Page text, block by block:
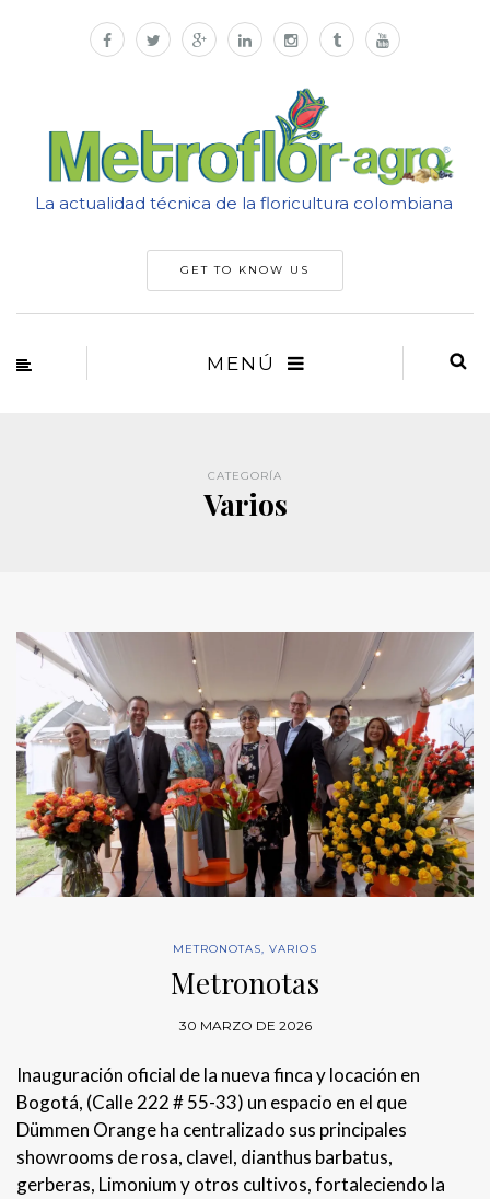
La actualidad técnica de la floricultura colombiana
GET TO KNOW US
MENÚ
CATEGORÍA
Varios
METRONOTAS, VARIOS
Metronotas
30 MARZO DE 2026
Inauguración oficial de la nueva finca y locación en
Bogotá, (Calle 222 # 55-33) un espacio en el que
Dümmen Orange ha centralizado sus principales
showrooms de rosa, clavel, dianthus barbatus,
gerberas, Limonium y otros cultivos, fortaleciendo la